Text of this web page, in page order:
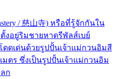
/ 慈山寺) หรือที่รู้จักกันใน
งอยู่ริมชายหาดรีพัลส์เบย์
โดดเด่นด้วยรูปปั้นเจ้าแม่กวนอิมสี
ตร ซึ่งเป็นรูปปั้นเจ้าแม่กวนอิม
ก